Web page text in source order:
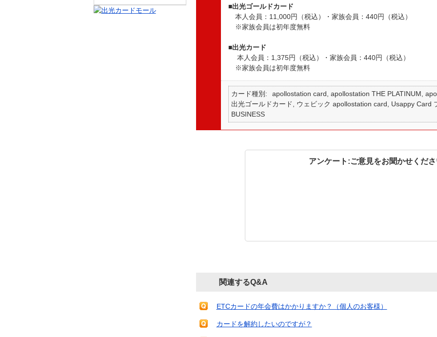
■出光ゴールドカード
本人会員：11,000円（税込）・家族会員：440円（税込）
※家族会員は初年度無料
■出光カード
本人会員：1,375円（税込）・家族会員：440円（税込）
※家族会員は初年度無料
カード種別
apollostation card, apollostation THE PLATINUM,
出光ゴールドカード, ウェビック apollostation card, Usappy Card
BUSINESS
アンケート:ご意見をお聞かせくだ
関連するQ&A
ETCカードの年会費はかかりますか？（個人のお客様）
カードを解約したいのですが？